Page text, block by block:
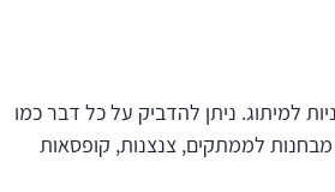
מלבניות למיתוג. ניתן להדביק על כל דבר כמו
מבחנות לממתקים, צנצנות, קופסאות